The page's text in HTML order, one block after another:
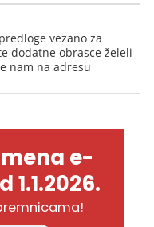
vezano za
dodatne obrasce želeli
nam na adresu
e-